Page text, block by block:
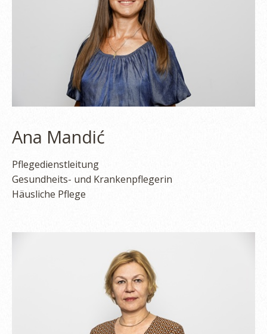
Ana Mandić
Pflegedienstleitung
Gesundheits- und Krankenpflegerin
Häusliche Pflege